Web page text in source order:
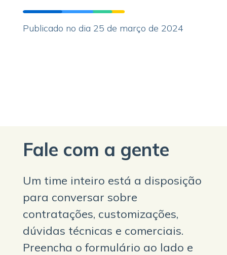
Publicado no dia 25 de março de 2024
Fale com a gente
Um time inteiro está a disposição
para conversar sobre
contratações, customizações,
dúvidas técnicas e comerciais.
Preencha o formulário ao lado e